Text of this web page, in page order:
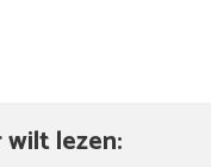
lezen: